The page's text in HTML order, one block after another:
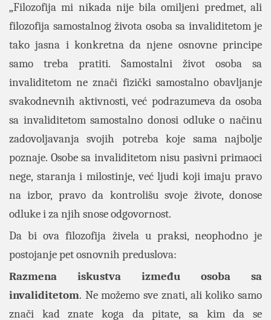
„Filozofija mi nikada nije bila omiljeni predmet, ali
filozofija samostalnog života osoba sa invaliditetom je
tako jasna i konkretna da njene osnovne principe
samo treba pratiti. Samostalni život osoba sa
invaliditetom ne znači fizički samostalno obavljanje
svakodnevnih aktivnosti, već podrazumeva da osoba
sa invaliditetom samostalno donosi odluke o načinu
zadovoljavanja svojih potreba koje sama najbolje
poznaje. Osobe sa invaliditetom nisu pasivni primaoci
nege, staranja i milostinje, već ljudi koji imaju pravo
na izbor, pravo da kontrolišu svoje živote, donose
odluke i za njih snose odgovornost.
Da bi ova filozofija živela u praksi, neophodno je
postojanje pet osnovnih preduslova:
Razmena iskustva između osoba sa
invaliditetom. Ne možemo sve znati, ali koliko samo
znači kad znate koga da pitate, sa kim da se